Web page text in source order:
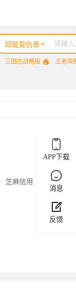
APP下载
消息
反馈
超能复仇者
三国志战略版 王者荣
芝麻信用 官方验号